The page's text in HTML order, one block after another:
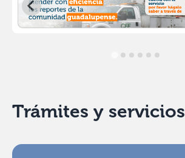
Trámites y servicios